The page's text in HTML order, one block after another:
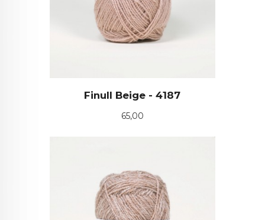
Finull Beige - 4187
Pris
65,00